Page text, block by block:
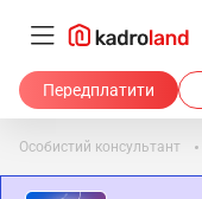
Передплатити
Особистий консультант